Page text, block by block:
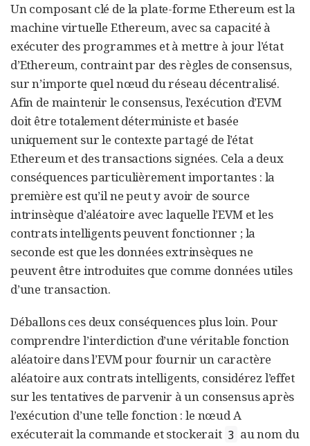
Un composant clé de la plate-forme Ethereum est la
machine virtuelle Ethereum, avec sa capacité à
exécuter des programmes et à mettre à jour l’état
d’Ethereum, contraint par des règles de consensus,
sur n’importe quel nœud du réseau décentralisé.
Afin de maintenir le consensus, l’exécution d’EVM
doit être totalement déterministe et basée
uniquement sur le contexte partagé de l’état
Ethereum et des transactions signées. Cela a deux
conséquences particulièrement importantes : la
première est qu’il ne peut y avoir de source
intrinsèque d’aléatoire avec laquelle l’EVM et les
contrats intelligents peuvent fonctionner ; la
seconde est que les données extrinsèques ne
peuvent être introduites que comme données utiles
d’une transaction.
Déballons ces deux conséquences plus loin. Pour
comprendre l’interdiction d’une véritable fonction
aléatoire dans l’EVM pour fournir un caractère
aléatoire aux contrats intelligents, considérez l’effet
sur les tentatives de parvenir à un consensus après
l’exécution d’une telle fonction : le nœud A
exécuterait la commande et stockerait 3 au nom du